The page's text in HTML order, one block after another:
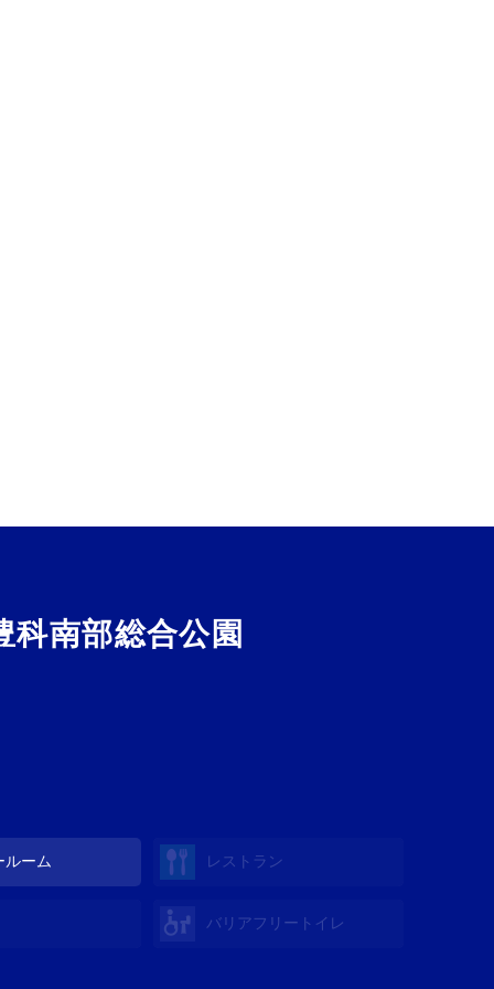
科南部総合公園
ルーム レストラン
バリアフリートイレ